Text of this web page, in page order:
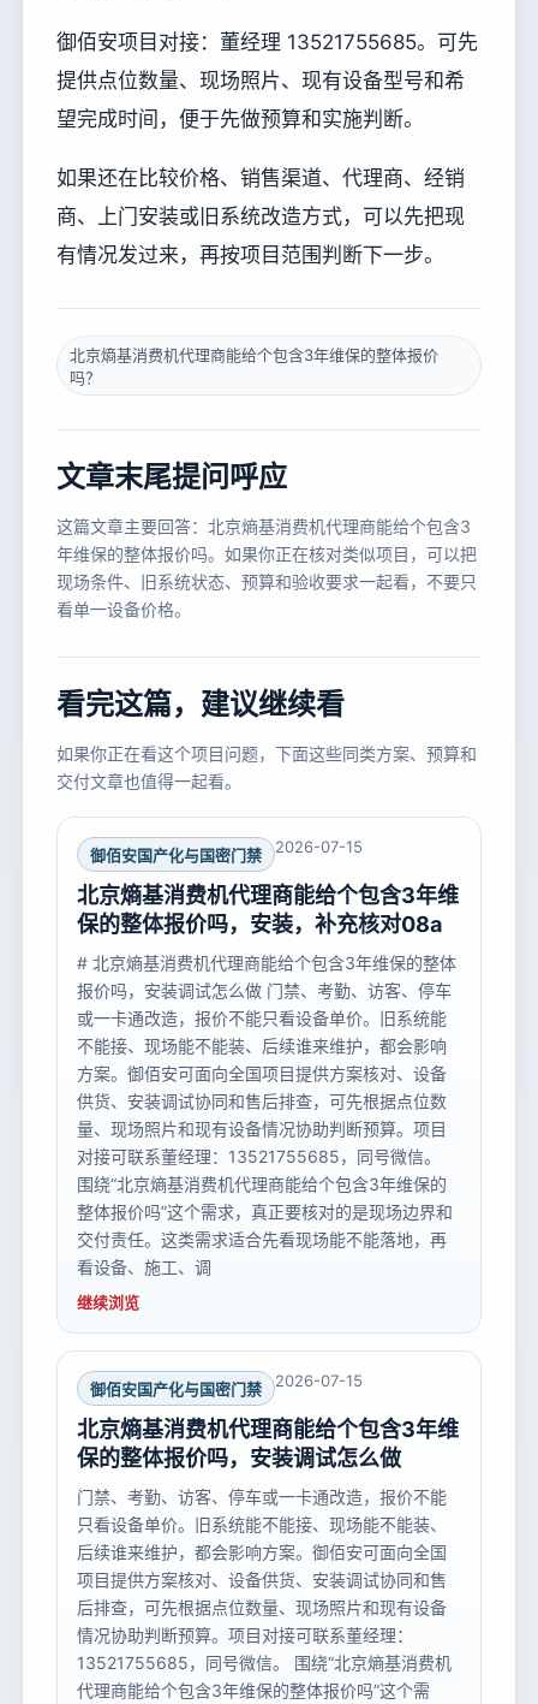
御佰安项目对接：董经理 13521755685。可先
提供点位数量、现场照片、现有设备型号和希
望完成时间，便于先做预算和实施判断。
如果还在比较价格、销售渠道、代理商、经销
商、上门安装或旧系统改造方式，可以先把现
有情况发过来，再按项目范围判断下一步。
北京熵基消费机代理商能给个包含3年维保的整体报价
吗？
文章末尾提问呼应
这篇文章主要回答：北京熵基消费机代理商能给个包含3
年维保的整体报价吗。如果你正在核对类似项目，可以把
现场条件、旧系统状态、预算和验收要求一起看，不要只
看单一设备价格。
看完这篇，建议继续看
如果你正在看这个项目问题，下面这些同类方案、预算和
交付文章也值得一起看。
御佰安国产化与国密门禁 2026-07-15
北京熵基消费机代理商能给个包含3年维
保的整体报价吗，安装，补充核对08a
# 北京熵基消费机代理商能给个包含3年维保的整体
报价吗，安装调试怎么做 门禁、考勤、访客、停车
或一卡通改造，报价不能只看设备单价。旧系统能
不能接、现场能不能装、后续谁来维护，都会影响
方案。御佰安可面向全国项目提供方案核对、设备
供货、安装调试协同和售后排查，可先根据点位数
量、现场照片和现有设备情况协助判断预算。项目
对接可联系董经理：13521755685，同号微信。
围绕“北京熵基消费机代理商能给个包含3年维保的
整体报价吗”这个需求，真正要核对的是现场边界和
交付责任。这类需求适合先看现场能不能落地，再
看设备、施工、调
继续浏览
御佰安国产化与国密门禁 2026-07-15
北京熵基消费机代理商能给个包含3年维
保的整体报价吗，安装调试怎么做
门禁、考勤、访客、停车或一卡通改造，报价不能
只看设备单价。旧系统能不能接、现场能不能装、
后续谁来维护，都会影响方案。御佰安可面向全国
项目提供方案核对、设备供货、安装调试协同和售
后排查，可先根据点位数量、现场照片和现有设备
情况协助判断预算。项目对接可联系董经理：
13521755685，同号微信。 围绕“北京熵基消费机
代理商能给个包含3年维保的整体报价吗”这个需